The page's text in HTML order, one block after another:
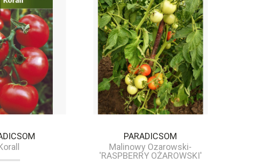
PARADICSOM
Malinowy Ozarowski-
'RASPBERRY OŻAROWSKI'